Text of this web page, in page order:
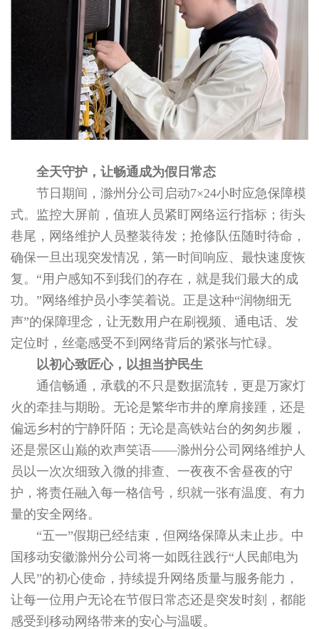
全天守护，让畅通成为假日常态
节日期间，滁州分公司启动7×24小时应急保障模
式。监控大屏前，值班人员紧盯网络运行指标；街头
巷尾，网络维护人员整装待发；抢修队伍随时待命，
确保一旦出现突发情况，第一时间响应、最快速度恢
复。“用户感知不到我们的存在，就是我们最大的成
功。”网络维护员小李笑着说。正是这种“润物细无
声”的保障理念，让无数用户在刷视频、通电话、发
定位时，丝毫感受不到网络背后的紧张与忙碌。
以初心致匠心，以担当护民生
通信畅通，承载的不只是数据流转，更是万家灯
火的牵挂与期盼。无论是繁华市井的摩肩接踵，还是
偏远乡村的宁静阡陌；无论是高铁站台的匆匆步履，
还是景区山巅的欢声笑语——滁州分公司网络维护人
员以一次次细致入微的排查、一夜夜不舍昼夜的守
护，将责任融入每一格信号，织就一张有温度、有力
量的安全网络。
“五一”假期已经结束，但网络保障从未止步。中
国移动安徽滁州分公司将一如既往践行“人民邮电为
人民”的初心使命，持续提升网络质量与服务能力，
让每一位用户无论在节假日常态还是突发时刻，都能
感受到移动网络带来的安心与温暖。